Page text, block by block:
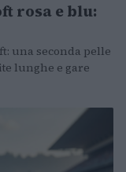
rosa e blu:
una seconda pelle
lunghe e gare